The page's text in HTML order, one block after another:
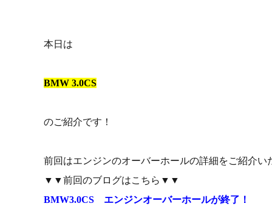
本日は
BMW 3.0CS
のご紹介です！
前回はエンジンのオーバーホールの詳細をご紹介い
▼▼前回のブログはこちら▼▼
BMW3.0CS エンジンオーバーホールが終了！